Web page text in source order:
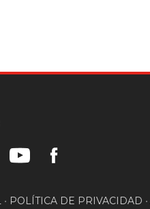
• POLÍTICA DE PRIVACIDAD •